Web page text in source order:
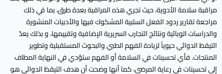
مراقبة سلامة الأدوية، حيث تجري هذه المراقبة بعدة طرق، بما في ذلك
مراجعة تقارير ردود الفعل السلبية المشكوك فيها والأدبيات المنشورة
والدراسات الوبائية ونتائج التجارب السريرية الإضافية وتقييمها، و بذلك يعدّ
التيقظ الدوائي حيوياً لزيادة الفهم الطبي والبحوث المستقبلية وتطوير
المنتجات. فأي تحسينات في السلامة أو الفهم ستؤدي في النهاية المطاف
إلى تحسينات في رعاية المرضى، كما أنها وضحت أن هدف التيقظ الدوائي هو